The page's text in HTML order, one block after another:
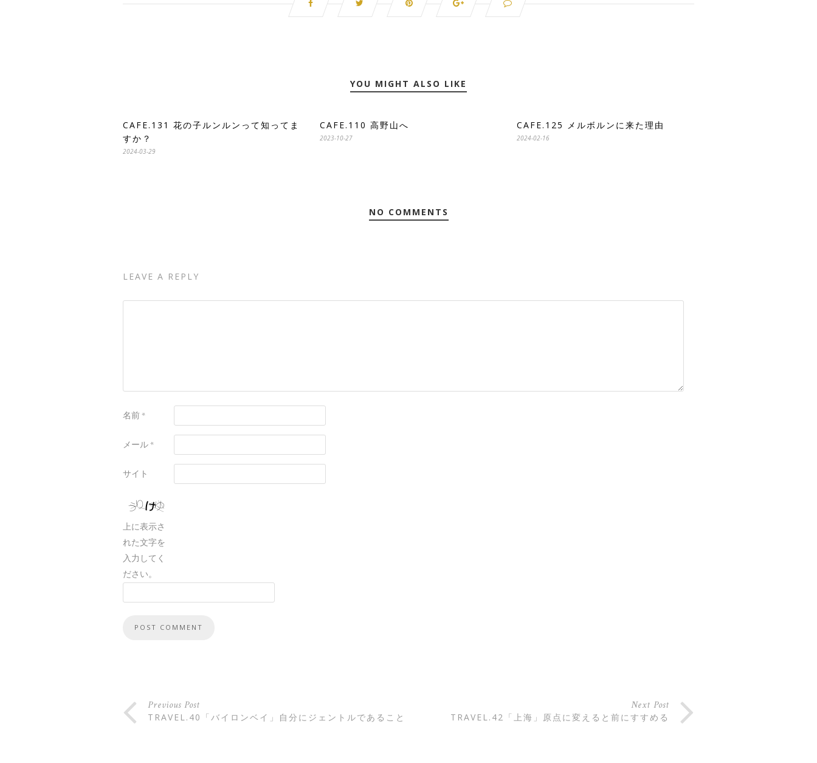
YOU MIGHT ALSO LIKE
CAFE.131 花の子ルンルンって知ってま
すか？
2024-03-29
CAFE.110 高野山へ
2023-10-27
CAFE.125 メルボルンに来た理由
2024-02-16
NO COMMENTS
LEAVE A REPLY
名前*
メール*
サイト
上に表示さ
れた文字を
入力してく
ださい。
Previous Post
TRAVEL.40「バイロンベイ」自分にジェントルであること
Next Post
TRAVEL.42「上海」原点に変えると前にすすめる